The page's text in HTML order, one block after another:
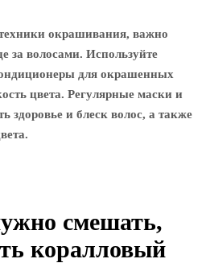
окрашивания, важно
за волосами. Используйте
для окрашенных
цвета. Регулярные маски и
здоровье и блеск волос, а также
смешать,
коралловый